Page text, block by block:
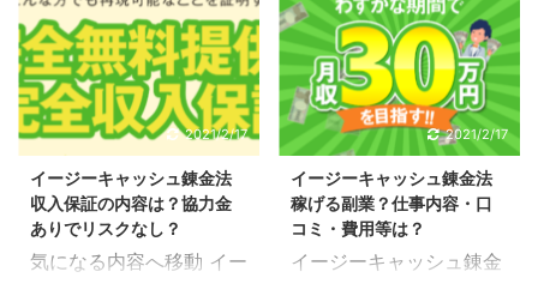
ジーキャッシュ錬金法が
稼げない詐欺副業という
ことはまず考えられませ
んが、可能性として調べ
てみることにしました。
調査したところ、やはり
安全性が多くある副業な
ので安心して始められそ
うなビジネスだというこ
とが分かりました。 とは
ャッシュ錬金法にはいく
つか口コミ体験談があり
ます。 悪い評判や悪評ば
かりの副業だとしたらや
ってみる価値はないと思
います。 調査した評判か
ら判断すると決して悪い
ものではなく、高評価の
ものが目立っていたので
利用者の満足度もある副
2021/2/17
イージーキャッシュ錬金法
収入保証の内容は？協力金
ありでリスクなし？
気になる内容へ移動 イー
2021/2/17
イージーキャッシュ錬金法
稼げる副業？仕事内容・口
コミ・費用等は？
イージーキャッシュ錬金